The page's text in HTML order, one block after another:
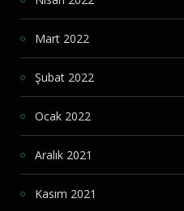
Mart 2022
Şubat 2022
Ocak 2022
Aralık 2021
Kasım 2021